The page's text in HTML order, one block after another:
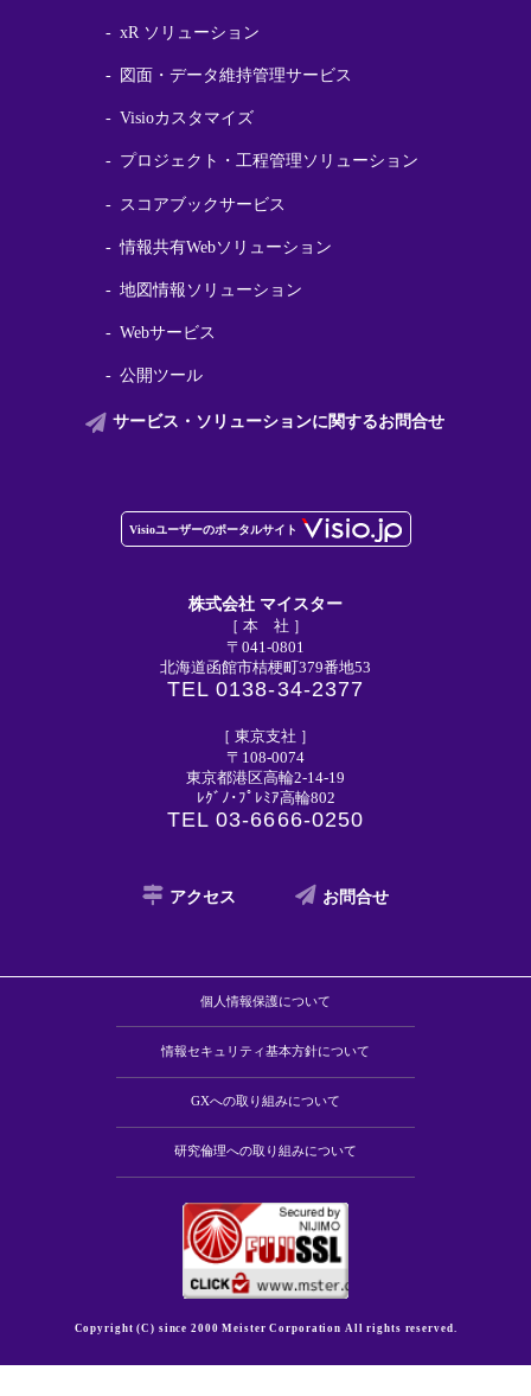
xR ソリューション
図面・データ維持管理サービス
Visioカスタマイズ
プロジェクト・工程管理ソリューション
スコアブックサービス
情報共有Webソリューション
地図情報ソリューション
Webサービス
公開ツール
サービス・ソリューションに関するお問合せ
株式会社 マイスター
［ 本 社 ］
〒041-0801
北海道函館市桔梗町379番地53
TEL 0138-34-2377
［ 東京支社 ］
〒108-0074
東京都港区高輪2-14-19
ﾚｸﾞﾉ･ﾌﾟﾚﾐｱ高輪802
TEL 03-6666-0250
アクセス お問合せ
個人情報保護について
情報セキュリティ基本方針について
GXへの取り組みについて
研究倫理への取り組みについて
Copyright (C) since 2000Meister Corporation All rights reserved.